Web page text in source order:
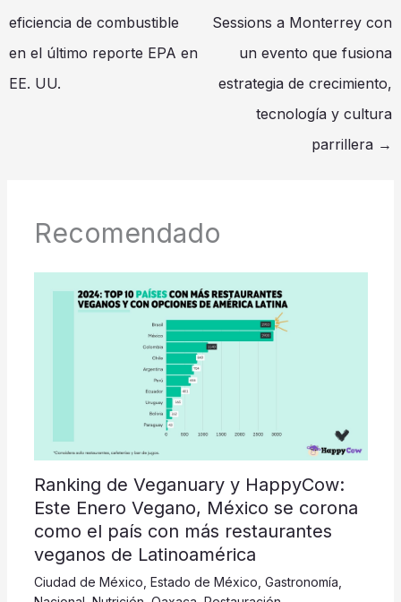
eficiencia de combustible
en el último reporte EPA en
EE. UU.
Sessions a Monterrey con
un evento que fusiona
estrategia de crecimiento,
tecnología y cultura
parrillera →
Recomendado
Ranking de Veganuary y HappyCow:
Este Enero Vegano, México se corona
como el país con más restaurantes
veganos de Latinoamérica
Ciudad de México Estado de México Gastronomía